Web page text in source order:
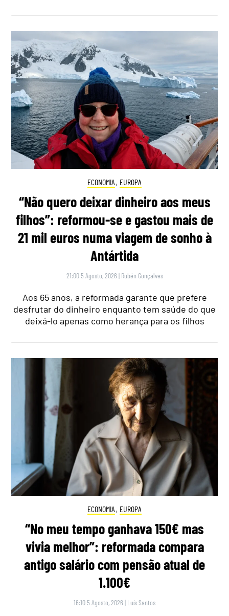
ECONOMIA , EUROPA
“Não quero deixar dinheiro aos meus
filhos”: reformou-se e gastou mais de
21 mil euros numa viagem de sonho à
Antártida
21:00 5 Agosto, 2026 | Rubén Gonçalves
Aos 65 anos, a reformada garante que prefere
desfrutar do dinheiro enquanto tem saúde do que
deixá-lo apenas como herança para os filhos
ECONOMIA , EUROPA
“No meu tempo ganhava 150€ mas
vivia melhor”: reformada compara
antigo salário com pensão atual de
1.100€
16:10 5 Agosto, 2026 | Luís Santos